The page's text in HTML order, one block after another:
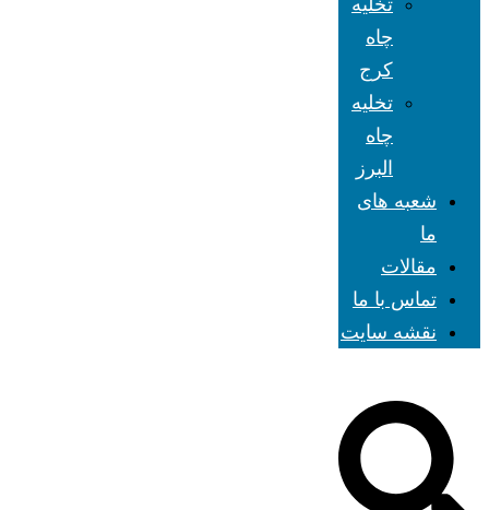
تخلیه
چاه
کرج
تخلیه
چاه
البرز
شعبه های
ما
مقالات
تماس با ما
نقشه سایت